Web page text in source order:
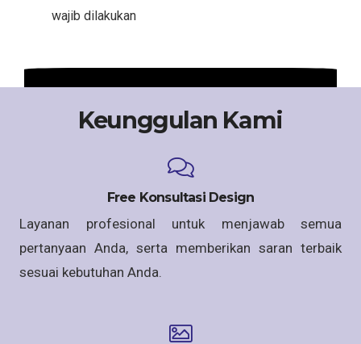
wajib dilakukan
Keunggulan Kami
Free Konsultasi Design
Layanan profesional untuk menjawab semua
pertanyaan Anda, serta memberikan saran terbaik
sesuai kebutuhan Anda.